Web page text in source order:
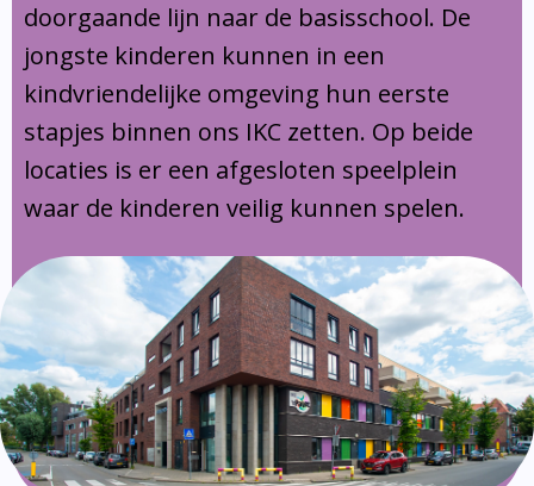
doorgaande lijn naar de basisschool. De
jongste kinderen kunnen in een
kindvriendelijke omgeving hun eerste
stapjes binnen ons IKC zetten. Op beide
locaties is er een afgesloten speelplein
waar de kinderen veilig kunnen spelen.